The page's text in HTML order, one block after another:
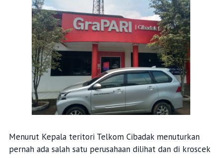
Menurut Kepala teritori Telkom Cibadak menuturkan
pernah ada salah satu perusahaan dilihat dan di kroscek